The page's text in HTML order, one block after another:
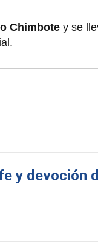
Chimbote y se
y devoción